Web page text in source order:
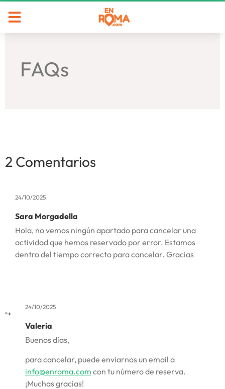
FAQs
2 Comentarios
24/10/2025
Sara Morgadella
Hola, no vemos ningún apartado para cancelar una
actividad que hemos reservado por error. Estamos
dentro del tiempo correcto para cancelar. Gracias
24/10/2025
Valeria
Buenos días,
para cancelar, puede enviarnos un email a
info@enroma.com con tu número de reserva.
¡Muchas gracias!